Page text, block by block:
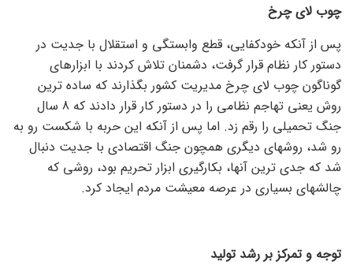
چوب لای چرخ
پس از آنکه خودکفایی، قطع وابستگی و استقلال با جدیت در
دستور کار نظام قرار گرفت، دشمنان تلاش کردند با ابزارهای
گوناگون چوب لای چرخ مدیریت کشور بگذارند که ساده ترین
روش یعنی تهاجم نظامی را در دستور کار قرار دادند که 8 سال
جنگ تحمیلی را رقم زد. اما پس از آنکه این حربه با شکست رو به
رو شد، روشهای دیگری همچون جنگ اقتصادی با جدیت دنبال
شد که جدی ترین آنها، بکارگیری ابزار تحریم بود، روشی که
چالشهای بسیاری در عرصه معیشت مردم ایجاد کرد.
توجه و تمرکز بر رشد تولید